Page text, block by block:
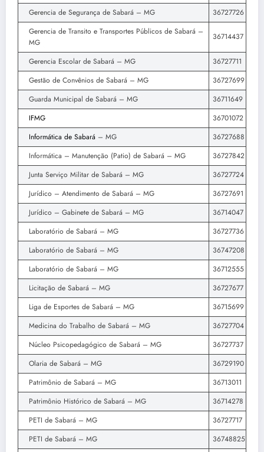
Gerencia de Segurança de Sabará – MG
36727726
Gerencia de Transito e Transportes Públicos de Sabará –
MG
36714437
Gerencia Escolar de Sabará – MG
36727711
Gestão de Convênios de Sabará – MG
36727699
Guarda Municipal de Sabará – MG
36711649
IFMG
36701072
Informática de Sabará – MG
36727688
Informática – Manutenção (Patio) de Sabará – MG
36727842
Junta Serviço Militar de Sabará – MG
36727724
Jurídico – Atendimento de Sabará – MG
36727691
Jurídico – Gabinete de Sabará – MG
36714047
Laboratório de Sabará – MG
36727736
Laboratório de Sabará – MG
36747208
Laboratório de Sabará – MG
36712555
Licitação de Sabará – MG
36727677
Liga de Esportes de Sabará – MG
36715699
Medicina do Trabalho de Sabará – MG
36727704
Núcleo Psicopedagógico de Sabará – MG
36727737
Olaria de Sabará – MG
36729190
Patrimônio de Sabará – MG
36713011
Patrimônio Histórico de Sabará – MG
36714278
PETI de Sabará – MG
36727717
PETI de Sabará – MG
36748825